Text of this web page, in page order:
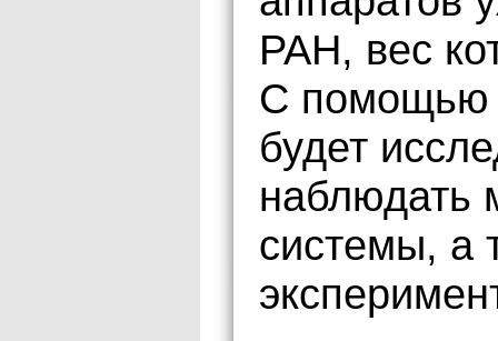
РАН, вес
С помощью
будет
наблюдать
системы, а